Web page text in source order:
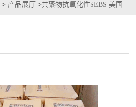
> 产品展厅 >共聚物抗氧化性SEBS 美国